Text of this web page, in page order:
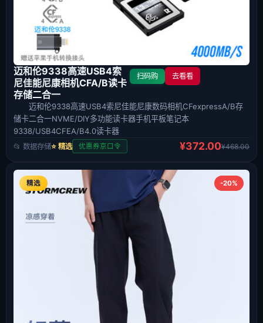
迈和伦9338高速USB4索
尼佳能尼康相机CFA/B读卡
存储二合一
扫码购 去看看
迈和伦9338高速USB4索尼佳能尼康数码相机CFexpressA/B存
储卡二合一NVME/DIY多功能读卡器手机平板笔记本
9338/USB4CFEA/B4.0读卡器
📂 数据存储⭐ 精选 优惠券京口令 ¥372.00¥468.00
-20%
精选